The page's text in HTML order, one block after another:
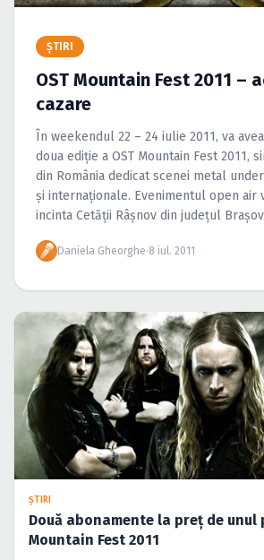
Caută în site...
ŞTIRI
OST Mountain Fest 2011 –
cazare
În weekendul 22 – 24 iulie 2011, va
doua ediţie a OST Mountain Fest 2011,
din România dedicat scenei metal
şi internaţionale. Evenimentul open air
incinta Cetăţii Râşnov din judeţul Braşov.
Daniela Gheorghe·8 iul. 2011
ŞTIRI
Două abonamente la preţ de unul
Mountain Fest 2011